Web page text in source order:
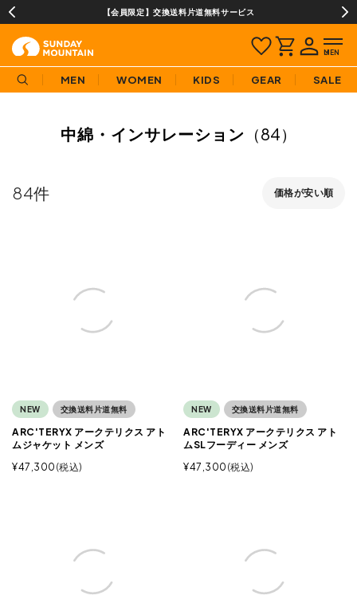
購入商品[¥2,000(税込)以上]のレビュー投稿で300ptプレゼント!
MEN WOMEN KIDS GEAR SALE
中綿・インサレーション （84）
価格が安い順
84
NEW 交換送料片道無料
ARC'TERYX アークテリクス アト
ムジャケット メンズ
¥47,300 税込
NEW 交換送料片道無料
ARC'TERYX アークテリクス アト
ムSLフーディー メンズ
¥47,300 税込